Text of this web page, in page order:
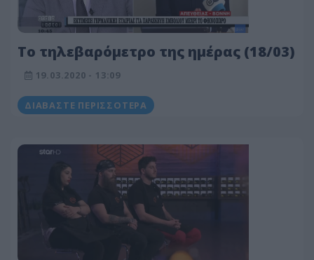
Το τηλεβαρόμετρο της ημέρας (18/03)
19.03.2020 - 13:09
ΔΙΑΒΆΣΤΕ ΠΕΡΙΣΣΌΤΕΡΑ